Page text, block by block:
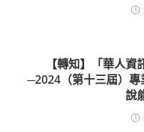
【轉知】「華人
─2024（第十三屆）專
說